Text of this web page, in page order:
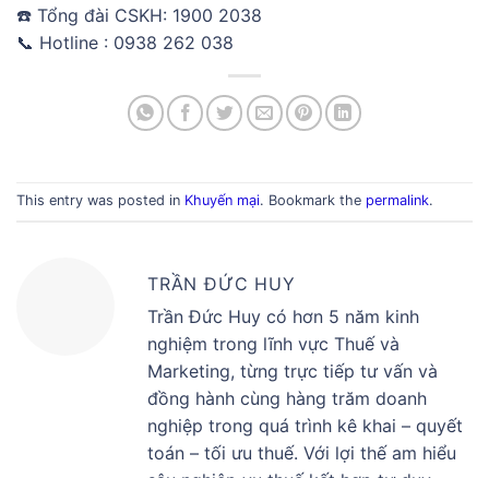
☎️ Tổng đài CSKH: 1900 2038
📞 Hotline : 0938 262 038
This entry was posted in Khuyến mại. Bookmark the permalink.
TRẦN ĐỨC HUY
Trần Đức Huy có hơn 5 năm kinh
nghiệm trong lĩnh vực Thuế và
Marketing, từng trực tiếp tư vấn và
đồng hành cùng hàng trăm doanh
nghiệp trong quá trình kê khai – quyết
toán – tối ưu thuế. Với lợi thế am hiểu